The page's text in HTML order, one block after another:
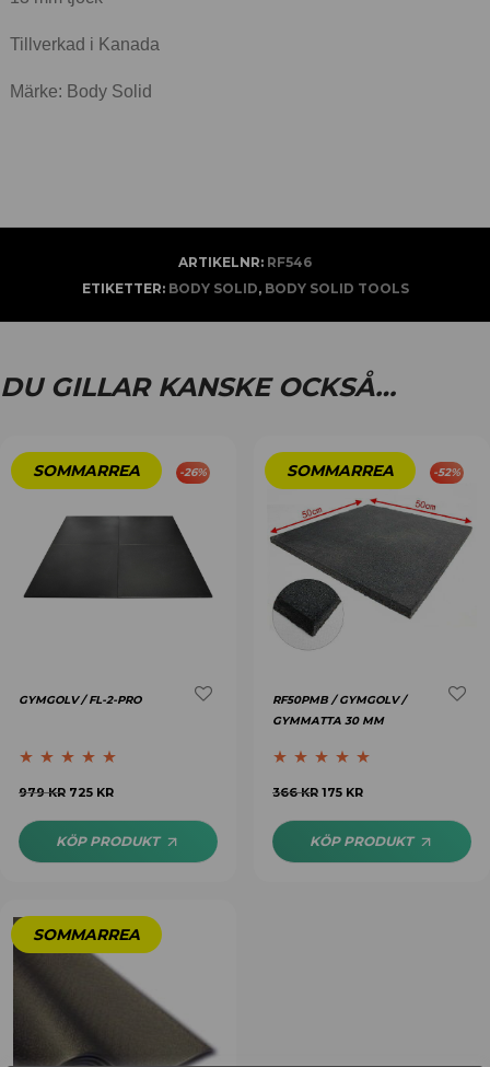
Tillverkad i Kanada
Märke: Body Solid
ARTIKELNR: RF546
ETIKETTER: BODY SOLID, BODY SOLID TOOLS
DU GILLAR KANSKE OCKSÅ…
-26%
GYMGOLV / FL-2-PRO
Betygsatt4.89
979KR 725 KR
KÖP PRODUKT
-52%
RF50PMB / GYMGOLV /
GYMMATTA 30 MM
Betygsatt4.92
366KR 175 KR
KÖP PRODUKT